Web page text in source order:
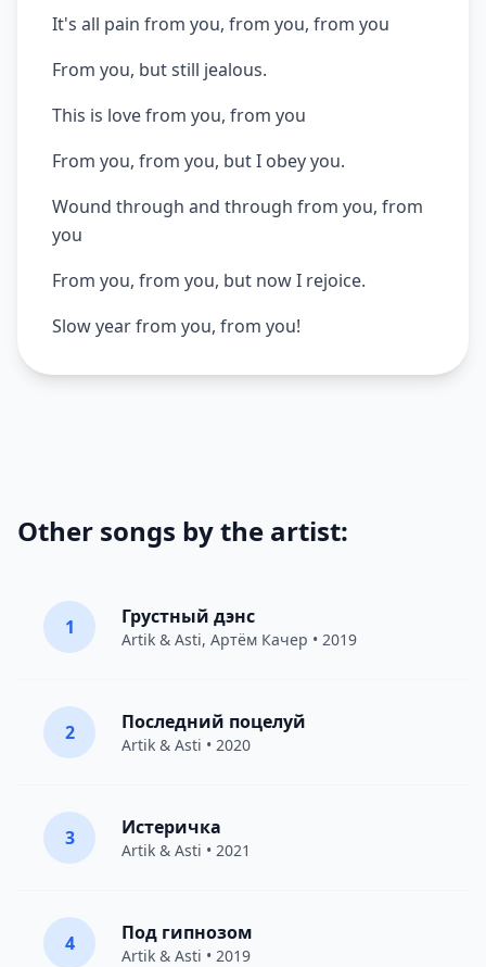
It's all pain from you, from you, from you
From you, but still jealous.
This is love from you, from you
From you, from you, but I obey you.
Wound through and through from you, from
you
From you, from you, but now I rejoice.
Slow year from you, from you!
Other songs by the artist:
1 Грустный дэнс
Artik & Asti, Артём Качер • 2019
2 Последний поцелуй
Artik & Asti • 2020
3 Истеричка
Artik & Asti • 2021
4 Под гипнозом
Artik & Asti • 2019